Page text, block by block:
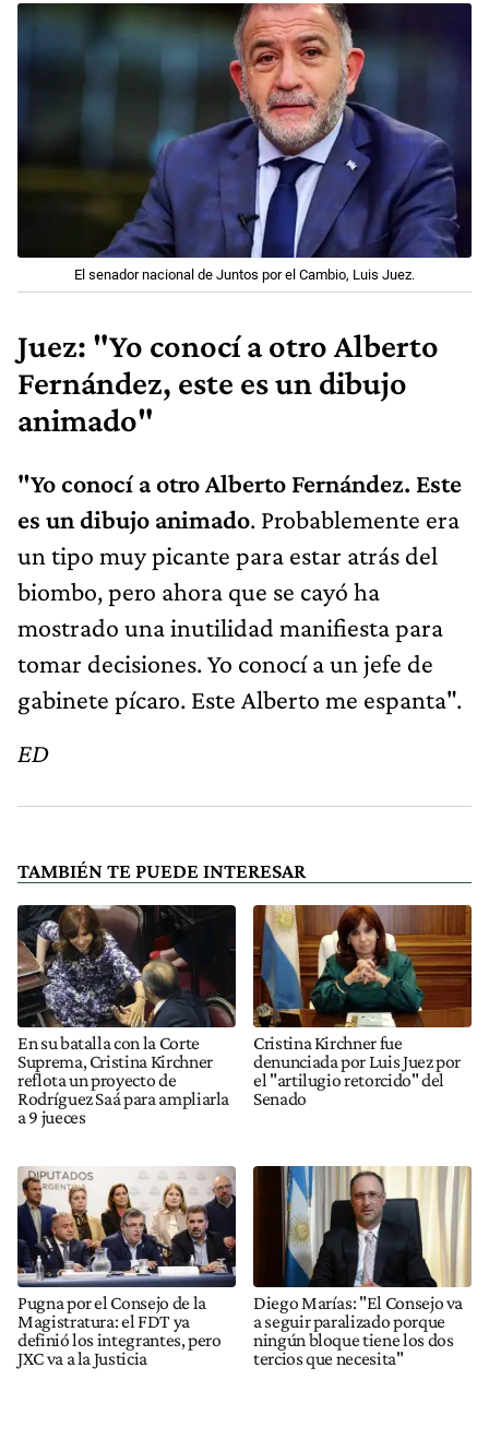
El senador nacional de Juntos por el Cambio, Luis Juez.
Juez: "Yo conocí a otro Alberto
Fernández, este es un dibujo
animado"
"Yo conocí a otro Alberto Fernández. Este
es un dibujo animado. Probablemente era
un tipo muy picante para estar atrás del
biombo, pero ahora que se cayó ha
mostrado una inutilidad manifiesta para
tomar decisiones. Yo conocí a un jefe de
gabinete pícaro. Este Alberto me espanta".
ED
TAMBIÉN TE PUEDE INTERESAR
En su batalla con la Corte
Suprema, Cristina Kirchner
reflota un proyecto de
Rodríguez Saá para ampliarla
a 9 jueces
Cristina Kirchner fue
denunciada por Luis Juez por
el "artilugio retorcido" del
Senado
Pugna por el Consejo de la
Magistratura: el FDT ya
definió los integrantes, pero
JXC va a la Justicia
Diego Marías: "El Consejo va
a seguir paralizado porque
ningún bloque tiene los dos
tercios que necesita"